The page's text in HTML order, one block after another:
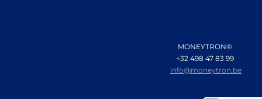
MONEYTRON®
+32 498 47 83 99
info@moneytron.be